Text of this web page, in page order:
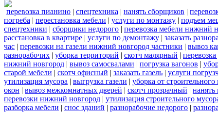
перевозка пианино | спецтехника | нанять сборщиков |
погреба | перестановка мебели | услуги по монтажу | подъем
спецтехники | сборщики недорого | перевозка мебели нижний
расстановка в квартире | услуги по демонтажу | заказать
час | перевозки на газели нижний новгород частники | вывоз
разнорабочих | уборка территорий | скотч малярный |
нижний новгород | вывоз самосвалами | погрузка вагонов |
старой мебели | скотч офисный | заказать газель | услуги
утилизация мусора | выгрузка газели | уборка от строительного
окон | вывоз межкомнатных дверей | скотч прозрачный | нанять
перевозки нижний новгород | утилизация строительного
разборка мебели | снос зданий | разнорабочие недорого |